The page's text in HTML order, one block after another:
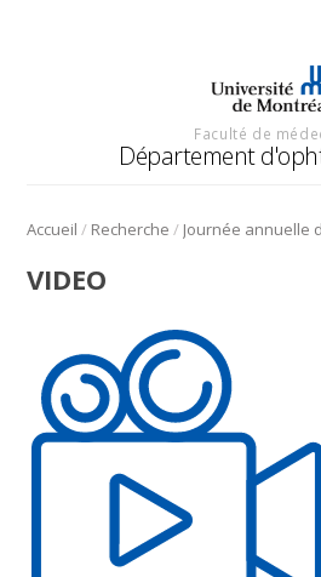
Faculté de
Département
Accueil / Recherche /
VIDEO